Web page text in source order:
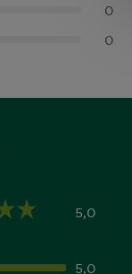
0
0
5,0
5,0